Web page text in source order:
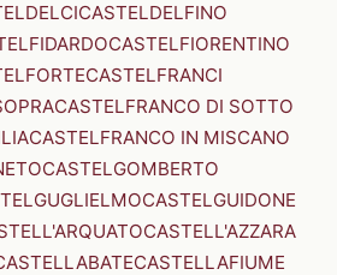
CASTELDELFINO
CASTELFIORENTINO
CASTELFRANCI
CASTELFRANCO DI SOTTO
CASTELFRANCO IN MISCANO
CASTELGOMBERTO
CASTELGUIDONE
CASTELL'AZZARA
CASTELLAFIUME